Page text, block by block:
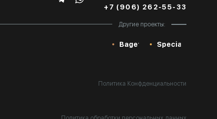
+7 (906) 262-55-33
Другие проекты:
Baget Special
Политика Конфденциальности